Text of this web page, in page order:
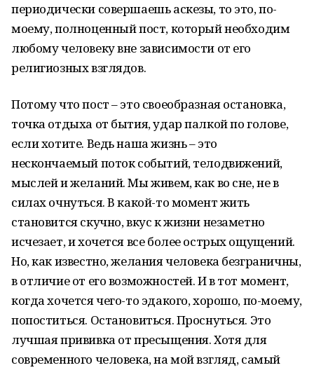
периодически совершаешь аскезы, то это, по-
моему, полноценный пост, который необходим
любому человеку вне зависимости от его
религиозных взглядов.
Потому что пост – это своеобразная остановка,
точка отдыха от бытия, удар палкой по голове,
если хотите. Ведь наша жизнь – это
нескончаемый поток событий, телодвижений,
мыслей и желаний. Мы живем, как во сне, не в
силах очнуться. В какой-то момент жить
становится скучно, вкус к жизни незаметно
исчезает, и хочется все более острых ощущений.
Но, как известно, желания человека безграничны,
в отличие от его возможностей. И в тот момент,
когда хочется чего-то эдакого, хорошо, по-моему,
попоститься. Остановиться. Проснуться. Это
лучшая прививка от пресыщения. Хотя для
современного человека, на мой взгляд, самый